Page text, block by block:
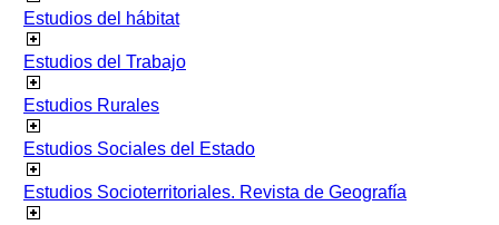
Estudios del hábitat
Estudios del Trabajo
Estudios Rurales
Estudios Sociales del Estado
Estudios Socioterritoriales. Revista de Geografía